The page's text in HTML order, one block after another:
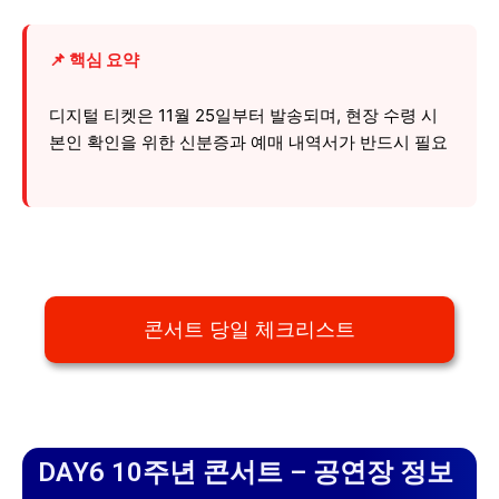
📌 핵심 요약
디지털 티켓은 11월 25일부터 발송되며, 현장 수령 시
본인 확인을 위한 신분증과 예매 내역서가 반드시 필요
콘서트 당일 체크리스트
DAY6 10주년 콘서트 – 공연장 정보